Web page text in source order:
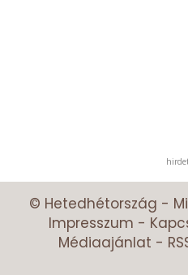
© Hetedhétország -
Impresszum -
Médiaajánlat -